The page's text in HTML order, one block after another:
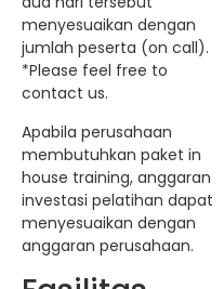
menyesuaikan dengan
jumlah peserta (on call).
*Please feel free to
contact us.
Apabila perusahaan
membutuhkan paket in
house training, anggaran
investasi pelatihan dapat
menyesuaikan dengan
anggaran perusahaan.